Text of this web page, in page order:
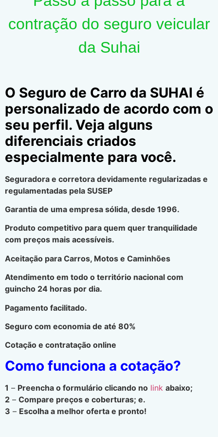
contração do seguro veicular
da Suhai
O Seguro de Carro da SUHAI é
personalizado de acordo com o
seu perfil. Veja alguns
diferenciais criados
especialmente para você.
Seguradora e corretora devidamente regularizadas e
regulamentadas pela SUSEP
Garantia de uma empresa sólida, desde 1996.
Produto competitivo para quem quer tranquilidade
com preços mais acessíveis.
Aceitação para Carros, Motos e Caminhões
Atendimento em todo o território nacional com
guincho 24 horas por dia.
Pagamento facilitado.
Seguro com economia de até 80%
Cotação e contratação online
Como funciona a cotação?
1 – Preencha o formulário clicando no link abaixo;
2 – Compare preços e coberturas; e.
3 – Escolha a melhor oferta e pronto!